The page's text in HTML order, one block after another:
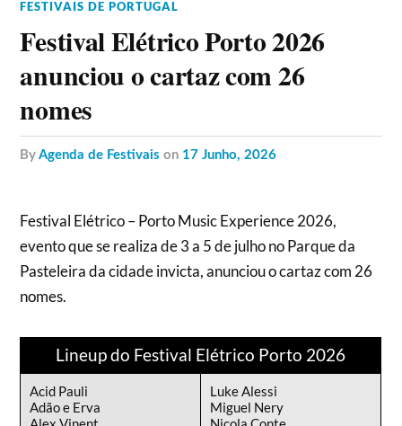
FESTIVAIS DE PORTUGAL
Festival Elétrico Porto 2026
anunciou o cartaz com 26
nomes
byAgenda de Festivais on 17 Junho, 2026
Festival Elétrico – Porto Music Experience 2026,
evento que se realiza de 3 a 5 de julho no Parque da
Pasteleira da cidade invicta, anunciou o cartaz com 26
nomes.
Lineup do Festival Elétrico Porto 2026
Acid Pauli
Adão e Erva
Luke Alessi
Miguel Nery